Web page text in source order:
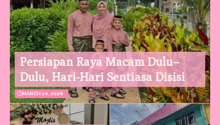
Persiapan Raya Macam Dulu–
Dulu, Hari-Hari Sentiasa Disisi
MARCH 10, 2026